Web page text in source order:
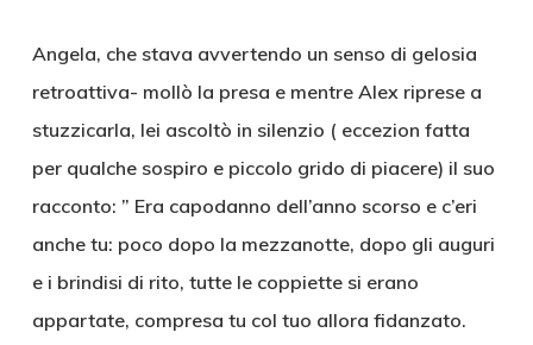
Angela, che stava avvertendo un senso di gelosia
retroattiva- mollò la presa e mentre Alex riprese a
stuzzicarla, lei ascoltò in silenzio ( eccezion fatta
per qualche sospiro e piccolo grido di piacere) il suo
racconto: ” Era capodanno dell’anno scorso e c’eri
anche tu: poco dopo la mezzanotte, dopo gli auguri
e i brindisi di rito, tutte le coppiette si erano
appartate, compresa tu col tuo allora fidanzato.